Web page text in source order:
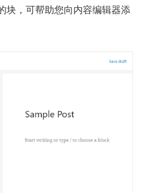
块，可帮助您向内容编辑器添